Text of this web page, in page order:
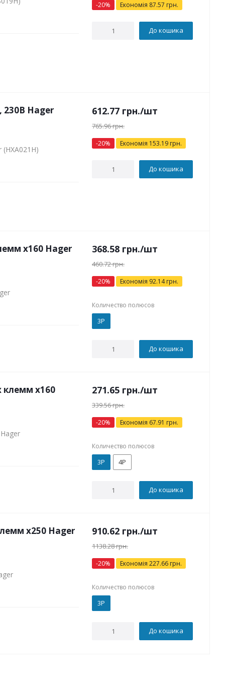
-20% Економія 87.57 грн.
До кошика
Hager 612.77 грн./шт
765.96грн.
-20% Економія 153.19 грн.
До кошика
x160 Hager 368.58 грн./шт
460.72грн.
-20% Економія 92.14грн.
Количество полюсов
3P
До кошика
клемм х160 271.65 грн./шт
339.56грн.
-20% Економія 67.91 грн.
Количество полюсов
3P 4P
До кошика
x250 Hager 910.62 грн./шт
1138.28грн.
-20% Економія 227.66 грн.
Количество полюсов
3P
До кошика